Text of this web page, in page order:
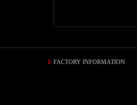
FACTORY INFORMATION